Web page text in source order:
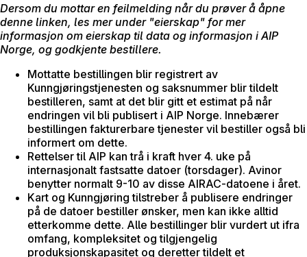
Dersom du mottar en feilmelding når du prøver å åpne
denne linken, les mer under "eierskap" for mer
informasjon om eierskap til data og informasjon i AIP
Norge, og godkjente bestillere.
Mottatte bestillingen blir registrert av
Kunngjøringstjenesten og saksnummer blir tildelt
bestilleren, samt at det blir gitt et estimat på når
endringen vil bli publisert i AIP Norge. Innebærer
bestillingen fakturerbare tjenester vil bestiller også bli
informert om dette.
Rettelser til AIP kan trå i kraft hver 4. uke på
internasjonalt fastsatte datoer (torsdager). Avinor
benytter normalt 9-10 av disse AIRAC-datoene i året.
Kart og Kunngjøring tilstreber å publisere endringer
på de datoer bestiller ønsker, men kan ikke alltid
etterkomme dette. Alle bestillinger blir vurdert ut ifra
omfang, kompleksitet og tilgjengelig
produksjonskapasitet og deretter tildelt et